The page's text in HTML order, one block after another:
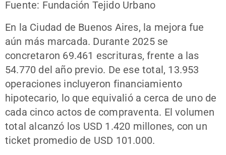
Fuente: Fundación Tejido Urbano
En la Ciudad de Buenos Aires, la mejora fue
aún más marcada. Durante 2025 se
concretaron 69.461 escrituras, frente a las
54.770 del año previo. De ese total, 13.953
operaciones incluyeron financiamiento
hipotecario, lo que equivalió a cerca de uno de
cada cinco actos de compraventa. El volumen
total alcanzó los USD 1.420 millones, con un
ticket promedio de USD 101.000.